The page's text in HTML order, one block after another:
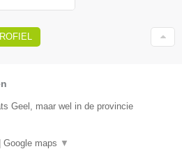
Geel, maar wel in de provincie
Google maps ▼